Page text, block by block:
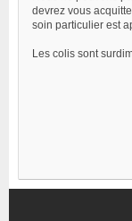
devrez vous
soin particulier est
Les colis sont